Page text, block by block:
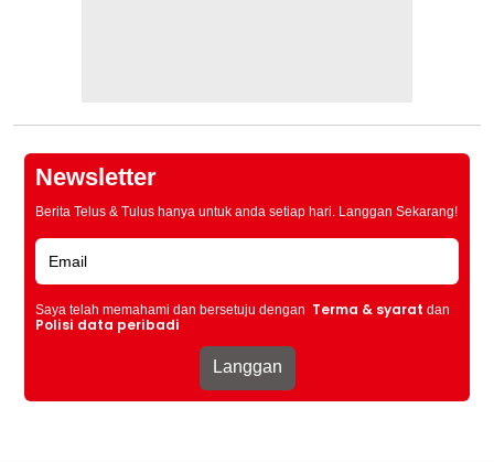
Newsletter
Berita Telus & Tulus hanya untuk anda setiap hari. Langgan Sekarang!
Saya telah memahami dan bersetuju dengan Terma & syarat dan
Polisi data peribadi